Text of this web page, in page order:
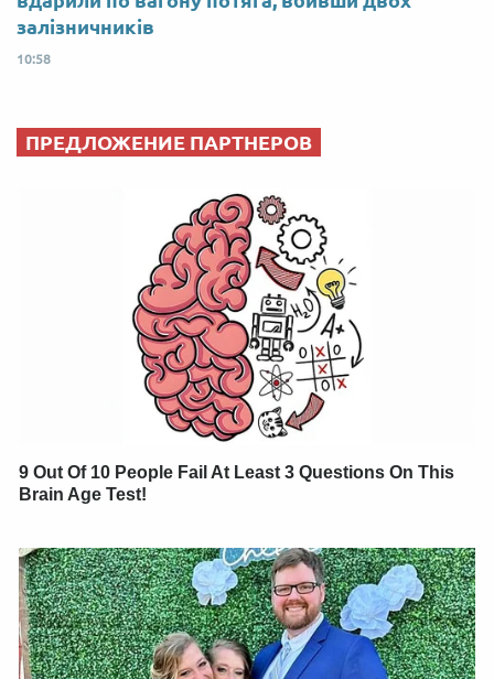
залізничників
10:58
ПРЕДЛОЖЕНИЕ ПАРТНЕРОВ
9 Out Of 10 People Fail At Least 3 Questions On This
Brain Age Test!